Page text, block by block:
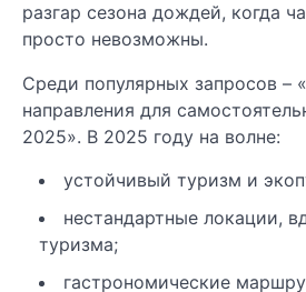
разгар сезона дождей, когда
просто невозможны.
Среди популярных запросов –
направления для
2025». В 2025 году на волне:
устойчивый туризм и
нестандартные локации,
туризма;
гастрономические